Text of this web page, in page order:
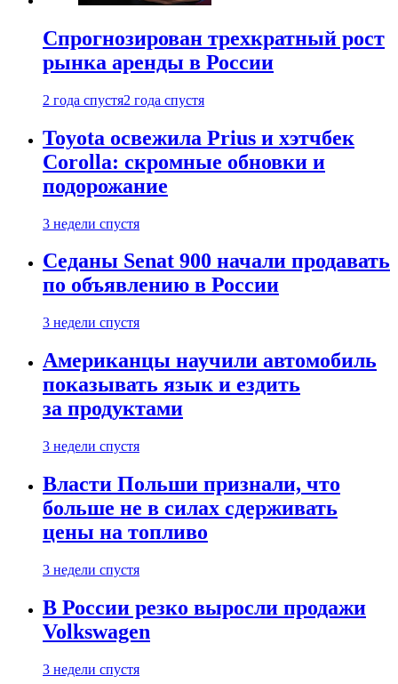
Спрогнозирован трехкратный рост
рынка аренды в России
2 года спустя2 года спустя
Toyota освежила Prius и хэтчбек
Corolla: скромные обновки и
подорожание
3 недели спустя
Седаны Senat 900 начали продавать
по объявлению в России
3 недели спустя
Американцы научили автомобиль
показывать язык и ездить
за продуктами
3 недели спустя
Власти Польши признали, что
больше не в силах сдерживать
цены на топливо
3 недели спустя
В России резко выросли продажи
Volkswagen
3 недели спустя